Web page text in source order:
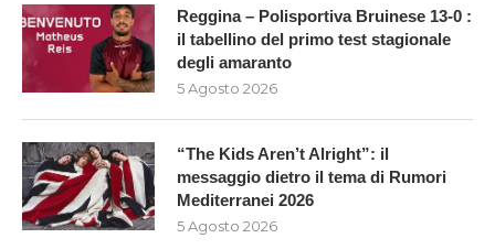
Reggina – Polisportiva Bruinese 13-0 :
il tabellino del primo test stagionale
degli amaranto
5 Agosto 2026
“The Kids Aren’t Alright”: il
messaggio dietro il tema di Rumori
Mediterranei 2026
5 Agosto 2026